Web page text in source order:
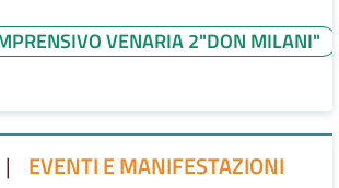
VENARIA 2"DON MILANI"
| EVENTI E MANIFESTAZIONI